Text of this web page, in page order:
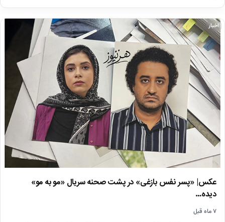
اخبار
عکس| «پسر نفس بازغی» در پشت صحنه سریال «مو به مو»
دیده…
۷ ماه قبل